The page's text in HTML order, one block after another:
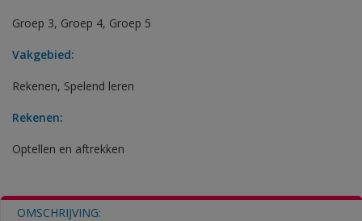
Groep 3, Groep 4, Groep 5
Vakgebied:
Rekenen, Spelend leren
Rekenen:
Optellen en aftrekken
OMSCHRIJVING: